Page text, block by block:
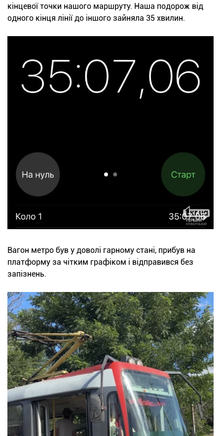
кінцевої точки нашого маршруту. Наша подорож від
одного кінця лінії до іншого зайняла 35 хвилин.
Вагон метро був у доволі гарному стані, прибув на
платформу за чітким графіком і відправився без
запізнень.